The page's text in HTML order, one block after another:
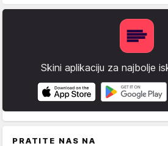
Skini aplikaciju za najbolje
PRATITE NAS NA